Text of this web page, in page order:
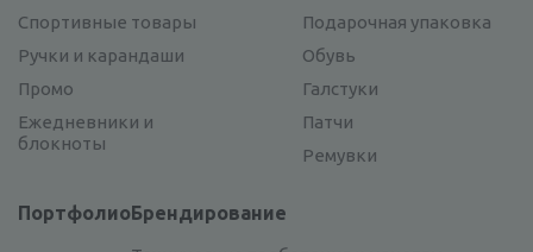
Спортивные товары
Ручки и карандаши
Промо
Ежедневники и
блокноты
Подарочная упаковка
Обувь
Галстуки
Патчи
Ремувки
ПортфолиоБрендирование